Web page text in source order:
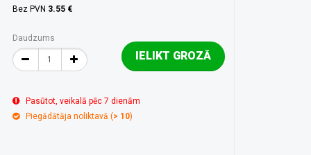
Bez PVN 3.55 €
Daudzums
IELIKT GROZĀ
Pasūtot, veikalā pēc 7 dienām
Piegādātāja noliktavā (> 10)